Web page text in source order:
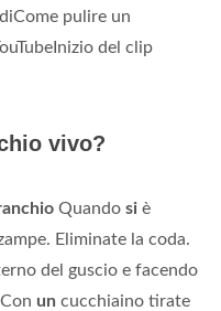
pulire un
del clip
vivo?
Quando si è
Eliminate la coda.
del guscio e facendo
un cucchiaino tirate